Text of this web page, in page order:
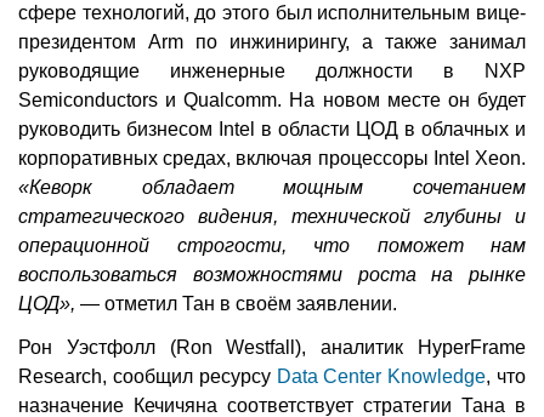
сфере технологий, до этого был исполнительным вице-
президентом Arm по инжинирингу, а также занимал
руководящие инженерные должности в NXP
Semiconductors и Qualcomm. На новом месте он будет
руководить бизнесом Intel в области ЦОД в облачных и
корпоративных средах, включая процессоры Intel Xeon.
«Кеворк обладает мощным сочетанием
стратегического видения, технической глубины и
операционной строгости, что поможет нам
воспользоваться возможностями роста на рынке
ЦОД», — отметил Тан в своём заявлении.
Рон Уэстфолл (Ron Westfall), аналитик HyperFrame
Research, сообщил ресурсу Data Center Knowledge, что
назначение Кечичяна соответствует стратегии Тана в